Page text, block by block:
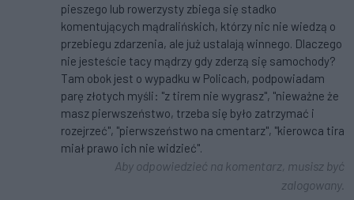
pieszego lub rowerzysty zbiega się stadko
komentujących mądralińskich, którzy nic nie wiedzą o
przebiegu zdarzenia, ale już ustalają winnego. Dlaczego
nie jesteście tacy mądrzy gdy zderzą się samochody?
Tam obok jest o wypadku w Policach, podpowiadam
parę złotych myśli: "z tirem nie wygrasz", "nieważne że
masz pierwszeństwo, trzeba się było zatrzymać i
rozejrzeć", "pierwszeństwo na cmentarz", "kierowca tira
miał prawo ich nie widzieć".
Aby odpowiedzieć na komentarz, musisz być
zalogowany.